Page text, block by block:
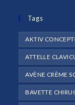
Tags
AKTIV
ATTELLE
AVÈNE CRÈME
BAVETTE